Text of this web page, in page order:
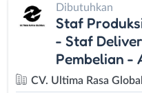
Dibutuhkan
Staf
- Staf
Pembelian -
CV. Ultima Rasa Global